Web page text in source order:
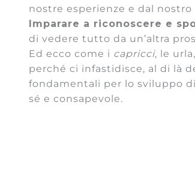
nostre esperienze e dal
Imparare a riconoscere e
di vedere tutto da un’altra
Ed ecco come i capricci, le
perché ci infastidisce, al di là
fondamentali per lo sviluppo
sé e consapevole.